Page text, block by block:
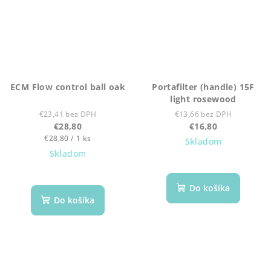
ECM Flow control ball oak
€23,41 bez DPH
€28,80
Jednotková
cena:
€28,80 / 1 ks
Skladom
Do košíka
Portafilter (handle) 15F
light rosewood
€13,66 bez DPH
€16,80
Skladom
Do košíka